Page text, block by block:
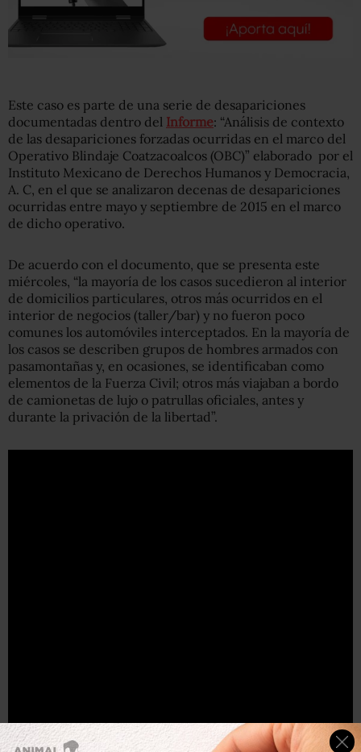
Este caso es parte de una serie de desapariciones
documentadas dentro del Informe: “Análisis de contexto
de las desapariciones forzadas ocurridas en el marco del
Operativo Blindaje Coatzacoalcos (OBC)” elaborado por el
Instituto Mexicano de Derechos Humanos y Democracia,
A. C, en el que se analizaron decenas de desapariciones
ocurridas entre mayo y septiembre de 2015 en el marco
de dicho operativo.
De acuerdo con el documento, que se presenta este
miércoles, “la mayoría de los casos sucedieron al interior
de domicilios particulares, otros más ocurridos en el
interior de negocios (taller/bar) y no fueron poco
comunes los automóviles interceptados. En la mayoría de
los casos se describen grupos de hombres armados con
pasamontañas y, en ocasiones, se identificaban como
elementos de la Fuerza Civil; otros más viajaban a bordo
de camionetas de lujo o patrullas oficiales, antes y
durante la privación de la libertad”.